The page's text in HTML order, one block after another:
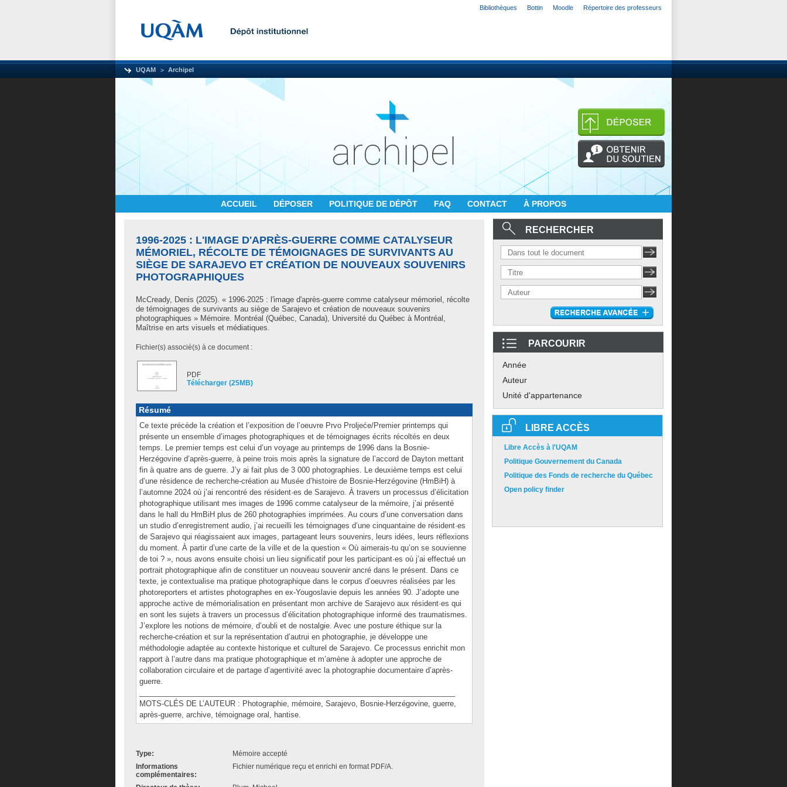
Bibliothèques Bottin Moodle Répertoire des professeurs
UQAM Archipel
ACCUEIL DÉPOSER POLITIQUE DE DÉPÔT FAQ CONTACT À PROPOS
1996-2025 : L'IMAGE D'APRÈS-GUERRE COMME CATALYSEUR
MÉMORIEL, RÉCOLTE DE TÉMOIGNAGES DE SURVIVANTS AU
SIÈGE DE SARAJEVO ET CRÉATION DE NOUVEAUX SOUVENIRS
PHOTOGRAPHIQUES
McCready, Denis (2025). « 1996-2025 : l'image d'après-guerre comme catalyseur mémoriel, récolte
de témoignages de survivants au siège de Sarajevo et création de nouveaux souvenirs
photographiques » Mémoire. Montréal (Québec, Canada), Université du Québec à Montréal,
Maîtrise en arts visuels et médiatiques.
Fichier(s) associé(s) à ce document :
PDF
Télécharger (25MB)
Résumé
Ce texte précède la création et l’exposition de l’oeuvre Prvo Proljeće/Premier printemps qui
présente un ensemble d’images photographiques et de témoignages écrits récoltés en deux
temps. Le premier temps est celui d’un voyage au printemps de 1996 dans la Bosnie-
Herzégovine d’après-guerre, à peine trois mois après la signature de l’accord de Dayton mettant
fin à quatre ans de guerre. J’y ai fait plus de 3 000 photographies. Le deuxième temps est celui
d’une résidence de recherche-création au Musée d’histoire de Bosnie-Herzégovine (HmBiH) à
l’automne 2024 où j’ai rencontré des résident·es de Sarajevo. À travers un processus d’élicitation
photographique utilisant mes images de 1996 comme catalyseur de la mémoire, j’ai présenté
dans le hall du HmBiH plus de 260 photographies imprimées. Au cours d’une conversation dans
un studio d’enregistrement audio, j’ai recueilli les témoignages d’une cinquantaine de résident·es
de Sarajevo qui réagissaient aux images, partageant leurs souvenirs, leurs idées, leurs réflexions
du moment. À partir d’une carte de la ville et de la question « Où aimerais-tu qu’on se souvienne
de toi ? », nous avons ensuite choisi un lieu significatif pour les participant·es où j’ai effectué un
portrait photographique afin de constituer un nouveau souvenir ancré dans le présent. Dans ce
texte, je contextualise ma pratique photographique dans le corpus d’oeuvres réalisées par les
photoreporters et artistes photographes en ex-Yougoslavie depuis les années 90. J’adopte une
approche active de mémorialisation en présentant mon archive de Sarajevo aux résident·es qui
en sont les sujets à travers un processus d’élicitation photographique informé des traumatismes.
J’explore les notions de mémoire, d’oubli et de nostalgie. Avec une posture éthique sur la
recherche-création et sur la représentation d’autrui en photographie, je développe une
méthodologie adaptée au contexte historique et culturel de Sarajevo. Ce processus enrichit mon
rapport à l’autre dans ma pratique photographique et m’amène à adopter une approche de
collaboration circulaire et de partage d’agentivité avec la photographie documentaire d’après-
guerre.
MOTS-CLÉS DE L’AUTEUR : Photographie, mémoire, Sarajevo, Bosnie-Herzégovine, guerre,
après-guerre, archive, témoignage oral, hantise.
Type:
Mémoire accepté
Informations
complémentaires:
Fichier numérique reçu et enrichi en format PDF/A.
RECHERCHER
PARCOURIR
Année
Auteur
Unité d'appartenance
LIBRE ACCÈS
Libre Accès à l'UQAM
Politique Gouvernement du Canada
Politique des Fonds de recherche du Québec
Open policy finder